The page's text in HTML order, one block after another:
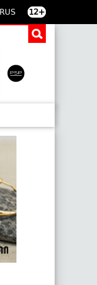
RUS 12+